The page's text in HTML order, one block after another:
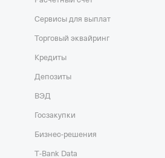
Сервисы для выплат
Торговый эквайринг
Кредиты
Депозиты
ВЭД
Госзакупки
Бизнес-решения
T‑Bank Data